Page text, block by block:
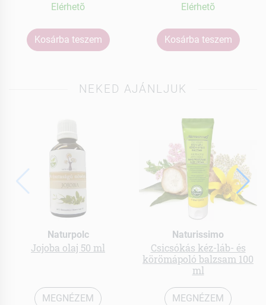
Elérhetõ
Kosárba teszem
Elérhetõ
Kosárba teszem
NEKED AJÁNLJUK
Naturpolc
Jojoba olaj 50 ml
MEGNÉZEM
Naturissimo
Csicsókás kéz-láb- és
körömápoló balzsam 100
ml
MEGNÉZEM